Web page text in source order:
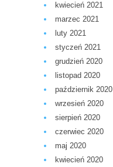
kwiecień 2021
marzec 2021
luty 2021
styczeń 2021
grudzień 2020
listopad 2020
październik 2020
wrzesień 2020
sierpień 2020
czerwiec 2020
maj 2020
kwiecień 2020